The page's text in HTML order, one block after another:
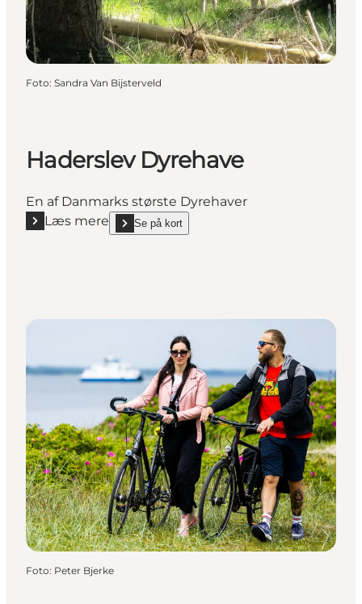
Foto: Sandra Van Bijsterveld
Haderslev Dyrehave
En af Danmarks største Dyrehaver
Læs mere
Læs mere "Haderslev Dyrehave"
Se på kort
show Haderslev Dyrehave on_map
Foto: Peter Bjerke